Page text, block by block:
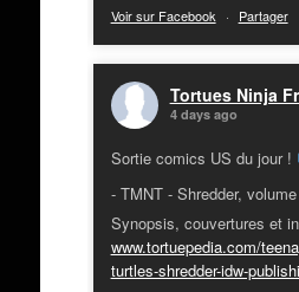
Voir sur Facebook · Partager
Tortues Ninja
4 days ago
Sortie comics US du jour !
- TMNT - Shredder, volume
Synopsis, couvertures et
www.tortuepedia.com/
turtles-shredder-idw-